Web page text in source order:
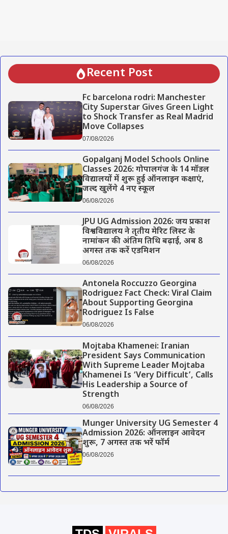
Recent Post
Fc barcelona rodri: Manchester
City Superstar Gives Green Light
to Shock Transfer as Real Madrid
Move Collapses
07/08/2026
Gopalganj Model Schools Online
Classes 2026: गोपालगंज के 14 मॉडल
विद्यालयों में शुरू हुई ऑनलाइन कक्षाएं,
जल्द खुलेंगे 4 नए स्कूल
06/08/2026
JPU UG Admission 2026: जय प्रकाश
विश्वविद्यालय ने तृतीय मेरिट लिस्ट के
नामांकन की अंतिम तिथि बढ़ाई, अब 8
अगस्त तक करें एडमिशन
06/08/2026
Antonela Roccuzzo Georgina
Rodriguez Fact Check: Viral Claim
About Supporting Georgina
Rodriguez Is False
06/08/2026
Mojtaba Khamenei: Iranian
President Says Communication
With Supreme Leader Mojtaba
Khamenei Is ‘Very Difficult’, Calls
His Leadership a Source of
Strength
06/08/2026
Munger University UG Semester 4
Admission 2026: ऑनलाइन आवेदन
शुरू, 7 अगस्त तक भरें फॉर्म
06/08/2026